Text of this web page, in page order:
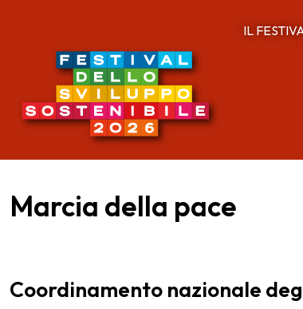
IL
Marcia della pace
Coordinamento nazionale